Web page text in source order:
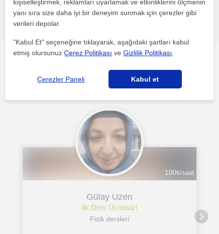
Hata bildir
çekebilecek
100₺/saat
Gülay Uzen
İlk Ders Ücretsiz!
Fizik dersleri
kişiselleştirmek, reklamları uyarlamak ve etkinliklerini ölçmenin
yanı sıra size daha iyi bir deneyim sunmak için çerezler gibi
verileri depolar.
"Kabul Et" seçeneğine tıklayarak, aşağıdaki şartları kabul
etmiş olursunuzÇerez Politikası veGizlilik Politikası
Çerezler Paneli Kabul et